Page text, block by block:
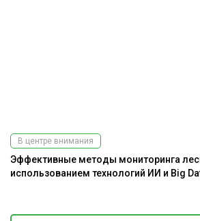
В центре внимания
Эффективные методы мониторинга
использованием технологий ИИ и Big